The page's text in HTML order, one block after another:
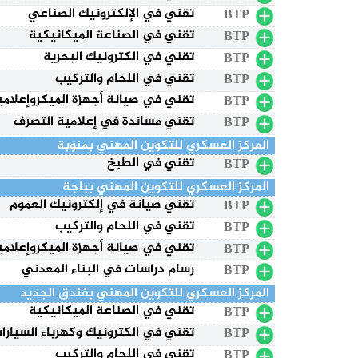
BTP تقني في الإلكترونيك الصناعي
BTP تقني في الصناعة الميكانيكية
BTP تقني في الكترونيك البحرية
BTP تقني في اللحام والتركيب
BTP تقني في صيانة أجهزة
BTP تقني مساندة في إعلامية التصرف
المركز العسكري للتكوين المهني بمنوبة
BTP
تقني في الطبخ
المركز العسكري للتكوين المهني بباجة
BTP
تقني صيانة في إلكترونيك العموم
BTP تقني في اللحام والتركيب
BTP تقني في صيانة أجهزة
BTP رسام دراسات في البناء المعدني
المركز العسكري للتكوين المهني بفندق الجديد
BTP
تقني في الصناعة الميكانيكية
BTP تقني في الكترونيك وكهرباء